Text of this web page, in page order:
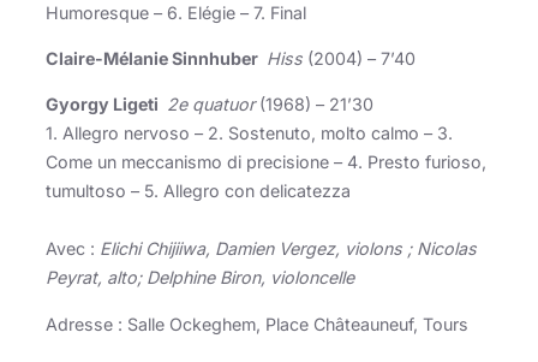
Humoresque – 6. Elégie – 7. Final
Claire-Mélanie Sinnhuber Hiss (2004) – 7’40
Gyorgy Ligeti 2e quatuor(1968) – 21’30
1. Allegro nervoso – 2. Sostenuto, molto calmo – 3.
Come un meccanismo di precisione – 4. Presto furioso,
tumultoso – 5. Allegro con delicatezza
Avec : Elichi Chijiiwa, Damien Vergez, violons ; Nicolas
Peyrat, alto; Delphine Biron, violoncelle
Adresse : Salle Ockeghem, Place Châteauneuf, Tours